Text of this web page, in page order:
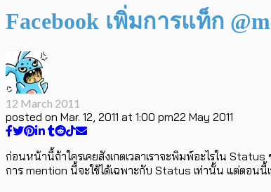
Facebook เพิ่มการแท็ก
12 March 2011
posted on Mar. 12, 2011 at 1:00 pm22 May 2011
ก่อนหน้านี้ถ้าใครเคยสังเกตเวลาเราจะพิมพ์อะไรใน
การ mention นี้จะใช้ได้เฉพาะกับ Status เท่านั้น แต่ตอนนี้